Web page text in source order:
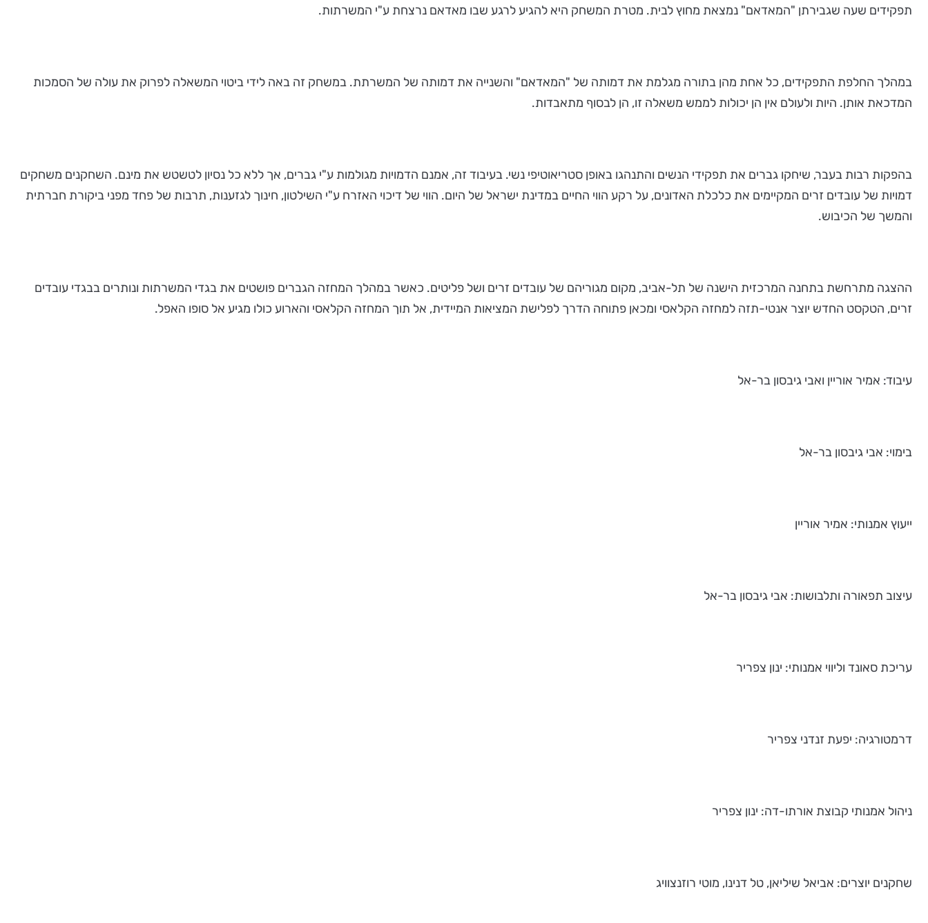
תפקידים שעה שגבירתן "המאדאם" נמצאת מחוץ לבית. מטרת המשחק היא להגיע לרגע שבו מאדאם נרצחת ע"י המשרתות.
במהלך החלפת התפקידים, כל אחת מהן בתורה מגלמת את דמותה של "המאדאם" והשנייה את דמותה של המשרתת. במשחק זה באה לידי ביטוי המשאלה לפרוק את עולה של הסמכות
המדכאת אותן. היות ולעולם אין הן יכולות לממש משאלה זו, הן לבסוף מתאבדות.
בהפקות רבות בעבר, שיחקו גברים את תפקידי הנשים והתנהגו באופן סטריאוטיפי נשי. בעיבוד זה, אמנם הדמויות מגולמות ע"י גברים, אך ללא כל נסיון לטשטש את מינם. השחקנים משחקים
דמויות של עובדים זרים המקיימים את כלכלת האדונים, על רקע הווי החיים במדינת ישראל של היום. הווי של דיכוי האזרח ע"י השילטון, חינוך לגזענות, תרבות של פחד מפני ביקורת חברתית
והמשך של הכיבוש.
ההצגה מתרחשת בתחנה המרכזית הישנה של תל-אביב, מקום מגוריהם של עובדים זרים ושל פליטים. כאשר במהלך המחזה הגברים פושטים את בגדי המשרתות ונותרים בבגדי עובדים
זרים, הטקסט החדש יוצר אנטי-תזה למחזה הקלאסי ומכאן פתוחה הדרך לפלישת המציאות המיידית, אל תוך המחזה הקלאסי והארוע כולו מגיע אל סופו האפל.
עיבוד: אמיר אוריין ואבי גיבסון בר-אל
בימוי: אבי גיבסון בר-אל
ייעוץ אמנותי: אמיר אוריין
עיצוב תפאורה ותלבושות: אבי גיבסון בר-אל
עריכת סאונד וליווי אמנותי: ינון צפריר
דרמטורגיה: יפעת זנדני צפריר
ניהול אמנותי קבוצת אורתו-דה: ינון צפריר
שחקנים יוצרים: אביאל שיליאן, טל דנינו, מוטי רוזנצוויג